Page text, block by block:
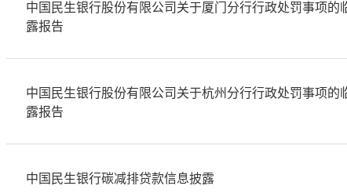
中国民生银行股份有限公司关于厦门分行行政处罚事项的
露报告
中国民生银行股份有限公司关于杭州分行行政处罚事项的
露报告
中国民生银行碳减排贷款信息披露